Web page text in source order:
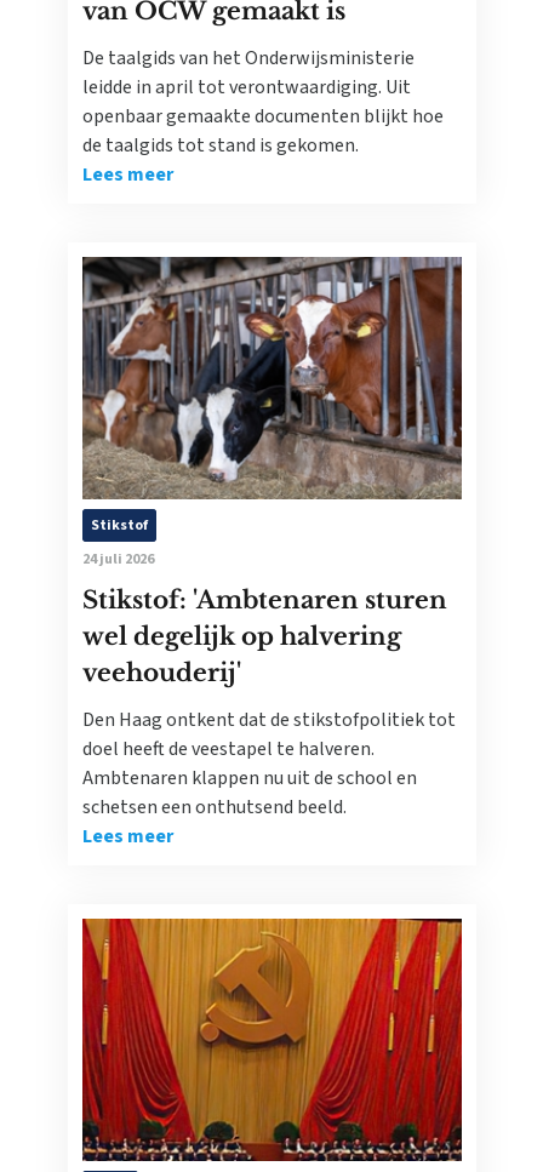
van OCW gemaakt is
De taalgids van het Onderwijsministerie
leidde in april tot verontwaardiging. Uit
openbaar gemaakte documenten blijkt hoe
de taalgids tot stand is gekomen.
Lees meer
Stikstof
24 juli 2026
Stikstof: 'Ambtenaren sturen
wel degelijk op halvering
veehouderij'
Den Haag ontkent dat de stikstofpolitiek tot
doel heeft de veestapel te halveren.
Ambtenaren klappen nu uit de school en
schetsen een onthutsend beeld.
Lees meer